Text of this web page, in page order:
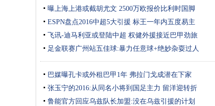
曝上海上港或截胡尤文 2500万欧报价比利时国脚
ESPN盘点2016中超5大引援 标王一年内五度易主
飞讯-迪马利亚或登陆中超 权健外援接近巴甲劲旅
足金联赛广州站五佳球:暴力任意球+绝妙杂耍过人
巴媒曝孔卡或外租巴甲1年 弗拉门戈成潜在下家
张玉宁的2016:从同名小将到国足主力 留洋迎转折
鲁能官方回应乌兹队长加盟:没在乌兹引援的计划